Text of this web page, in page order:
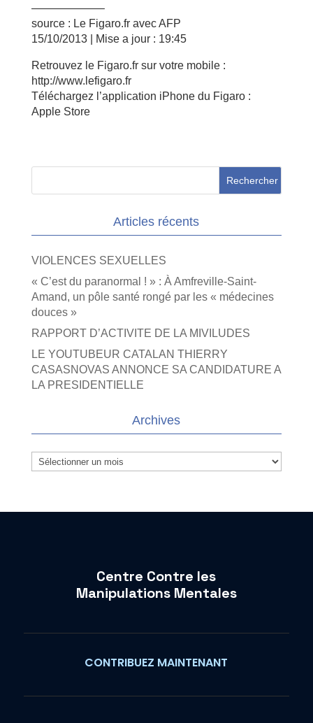
——————–
source : Le Figaro.fr avec AFP
15/10/2013 | Mise a jour : 19:45
Retrouvez le Figaro.fr sur votre mobile :
http://www.lefigaro.fr
Téléchargez l’application iPhone du Figaro :
Apple Store
Articles récents
VIOLENCES SEXUELLES
« C’est du paranormal ! » : À Amfreville-Saint-
Amand, un pôle santé rongé par les « médecines
douces »
RAPPORT D’ACTIVITE DE LA MIVILUDES
LE YOUTUBEUR CATALAN THIERRY
CASASNOVAS ANNONCE SA CANDIDATURE A
LA PRESIDENTIELLE
Archives
Archives
Centre Contre les
Manipulations Mentales
CONTRIBUEZ MAINTENANT